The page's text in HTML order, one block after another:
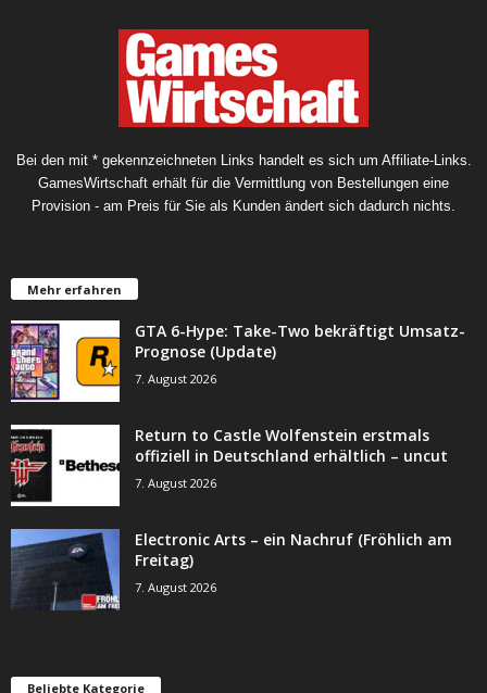
Bei den mit * gekennzeichneten Links handelt es sich um Affiliate-Links.
GamesWirtschaft erhält für die Vermittlung von Bestellungen eine
Provision - am Preis für Sie als Kunden ändert sich dadurch nichts.
Mehr erfahren
GTA 6-Hype: Take-Two bekräftigt Umsatz-
Prognose (Update)
7. August 2026
Return to Castle Wolfenstein erstmals
offiziell in Deutschland erhältlich – uncut
7. August 2026
Electronic Arts – ein Nachruf (Fröhlich am
Freitag)
7. August 2026
Beliebte Kategorie